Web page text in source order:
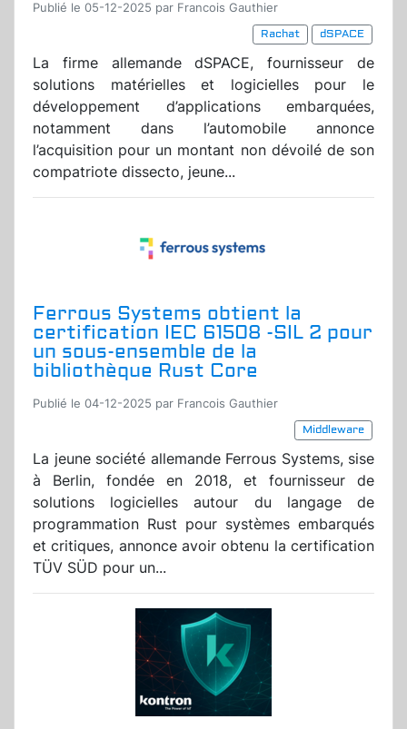
Publié le 05-12-2025 par Francois Gauthier
Rachat
dSPACE
La firme allemande dSPACE, fournisseur de
solutions matérielles et logicielles pour le
développement d’applications embarquées,
notamment dans l’automobile annonce
l’acquisition pour un montant non dévoilé de son
compatriote dissecto, jeune...
Ferrous Systems obtient la
certification IEC 61508 -SIL 2 pour
un sous-ensemble de la
bibliothèque Rust Core
Publié le 04-12-2025 par Francois Gauthier
Middleware
La jeune société allemande Ferrous Systems, sise
à Berlin, fondée en 2018, et fournisseur de
solutions logicielles autour du langage de
programmation Rust pour systèmes embarqués
et critiques, annonce avoir obtenu la certification
TÜV SÜD pour un...